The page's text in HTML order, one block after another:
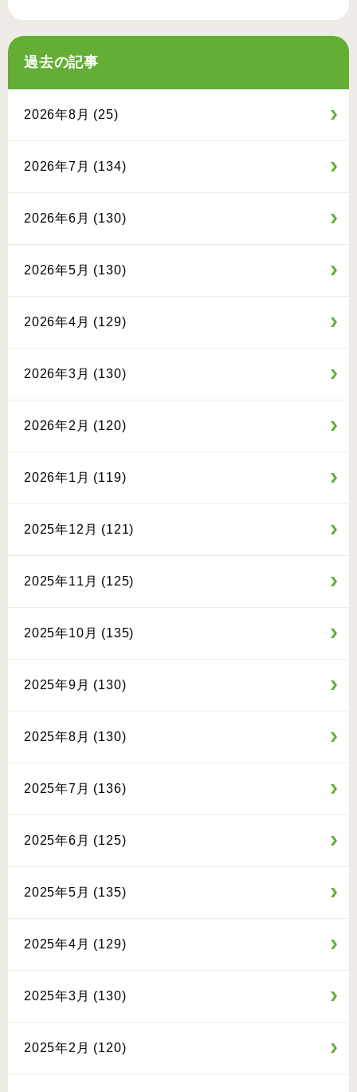
過去の記事
2026年8月 (25)
2026年7月 (134)
2026年6月 (130)
2026年5月 (130)
2026年4月 (129)
2026年3月 (130)
2026年2月 (120)
2026年1月 (119)
2025年12月 (121)
2025年11月 (125)
2025年10月 (135)
2025年9月 (130)
2025年8月 (130)
2025年7月 (136)
2025年6月 (125)
2025年5月 (135)
2025年4月 (129)
2025年3月 (130)
2025年2月 (120)